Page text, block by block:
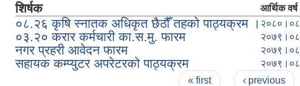
शिर्षक आर्थिक वर्ष
०८.२६ कृषि स्‍नातक अधिकृत छैठौँ तहको पाठ्यक्रम ।
०३.२० करार कर्मचारी का.स.मु. फारम
नगर प्रहरी आवेदन फारम
सहायक कम्प्युटर अपरेटरको पाठ्यक्रम
« first ‹ previous